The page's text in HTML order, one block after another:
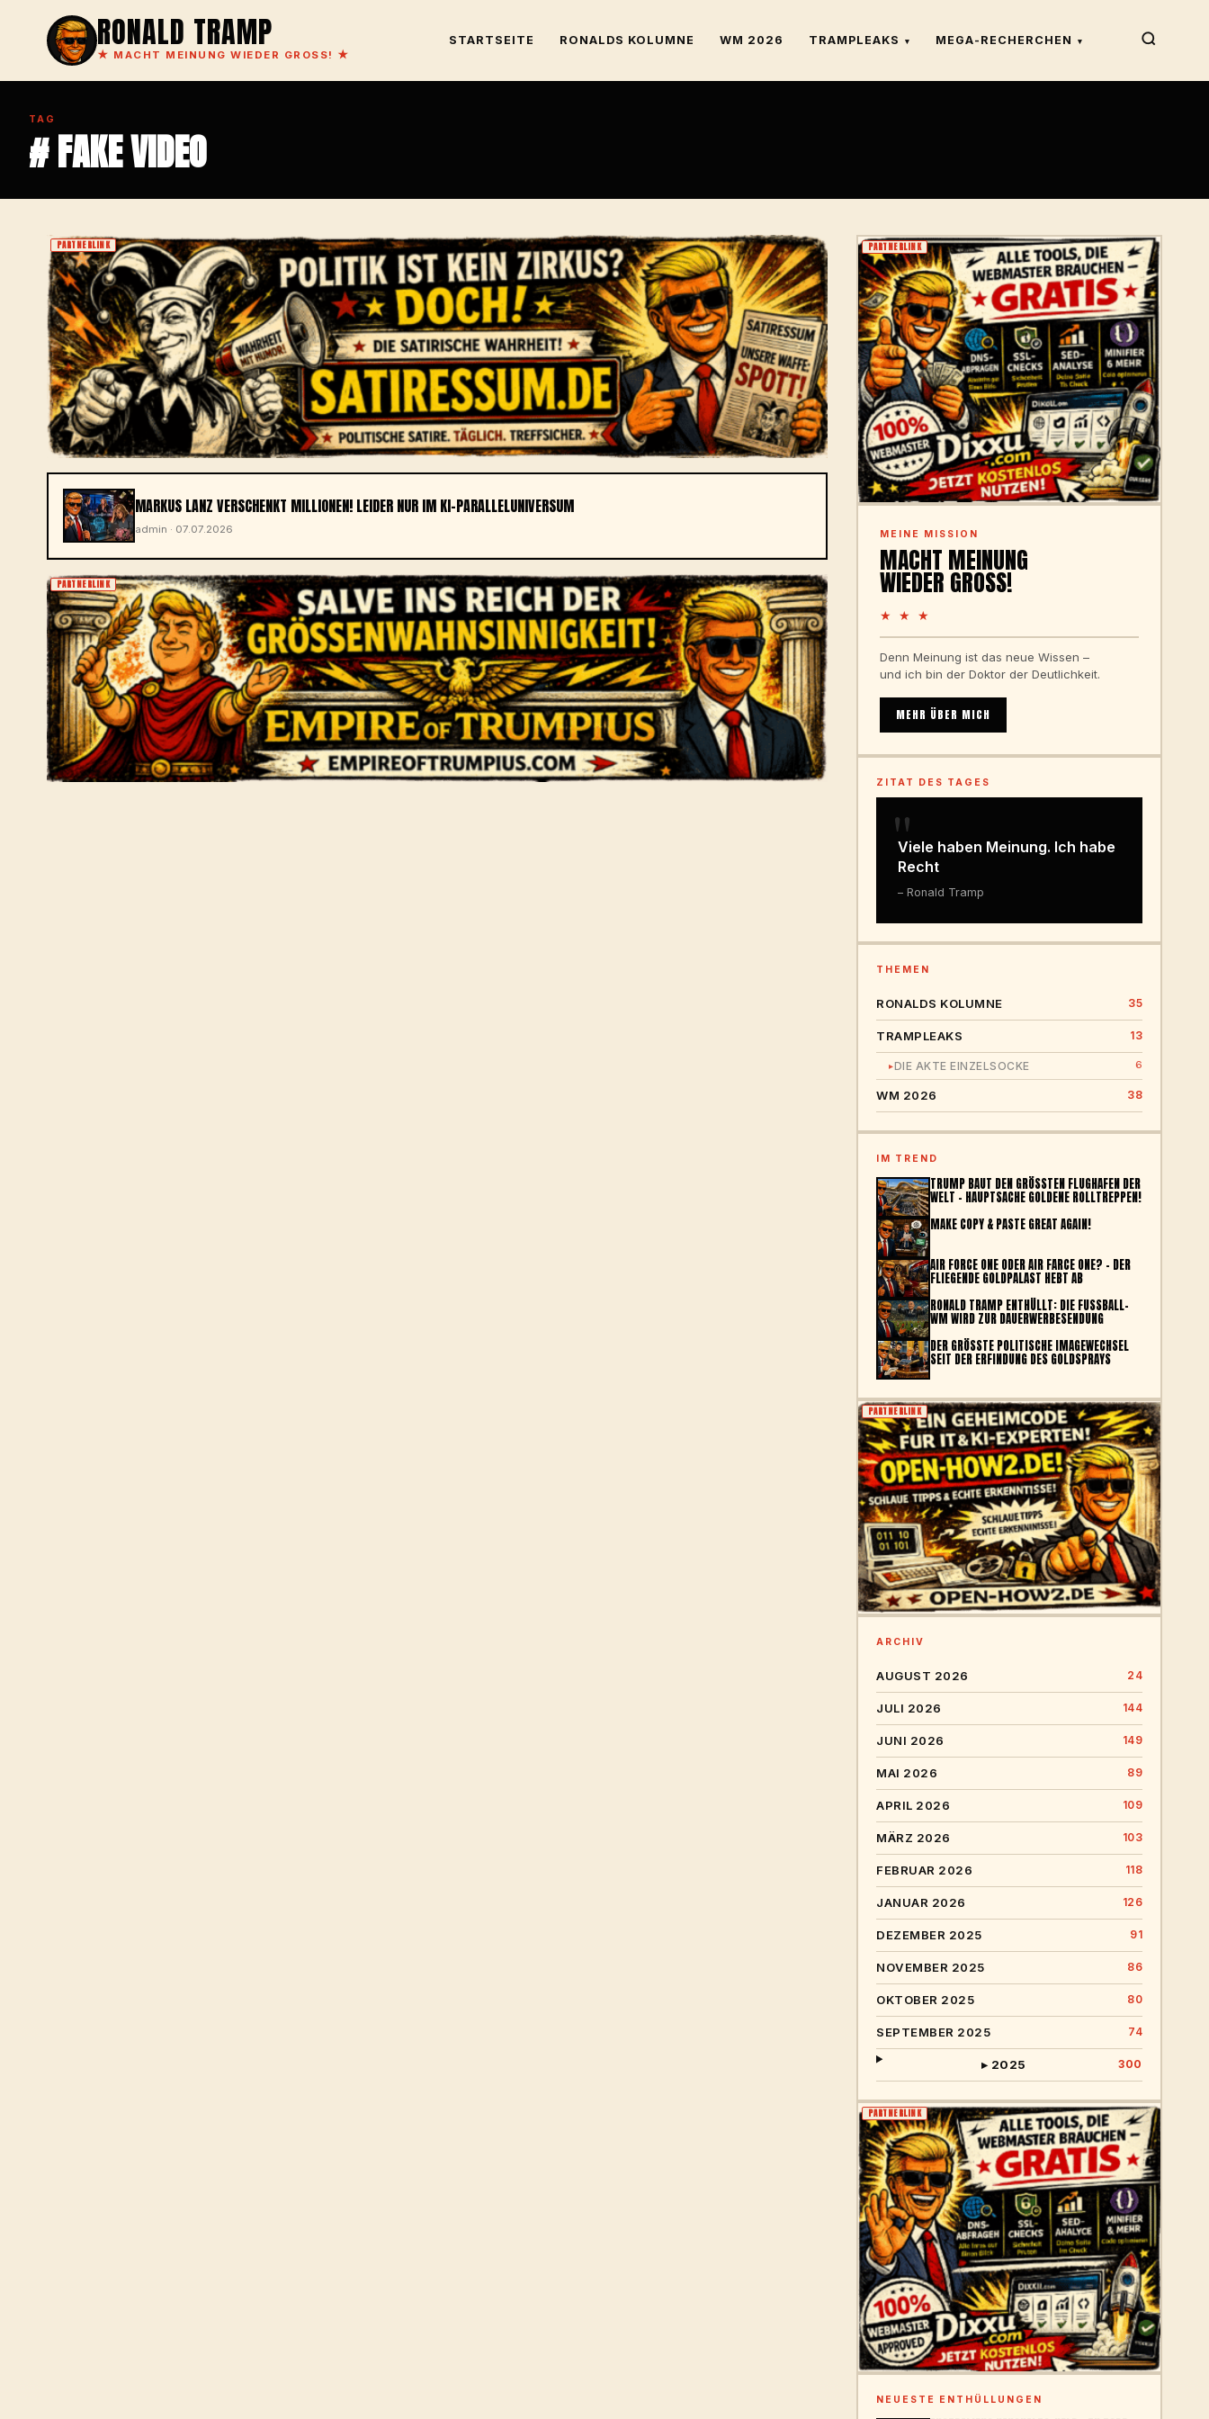
RONALD TRAMP
★ MACHT MEINUNG WIEDER GROSS! ★
STARTSEITE RONALDS KOLUMNE WM 2026 TRAMPLEAKS ▾ MEGA-RECHERCHEN ▾
TAG
# FAKE VIDEO
PARTNERLINK
MARKUS LANZ VERSCHENKT MILLIONEN! LEIDER NUR IM KI-PARALLELUNIVERSUM
admin · 07.07.2026
PARTNERLINK
PARTNERLINK
MEINE MISSION
MACHT MEINUNG
WIEDER GROSS!
★ ★ ★
Denn Meinung ist das neue Wissen –
und ich bin der Doktor der Deutlichkeit.
MEHR ÜBER MICH
ZITAT DES TAGES
"
Viele haben Meinung. Ich habe
Recht
– Ronald Tramp
THEMEN
RONALDS KOLUMNE 35
TRAMPLEAKS 13
▸DIE AKTE EINZELSOCKE 6
WM 2026 38
IM TREND
TRUMP BAUT DEN GRÖSSTEN FLUGHAFEN DER W
ELT – HAUPTSACHE GOLDENE ROLLTREPPEN!
MAKE COPY & PASTE GREAT AGAIN!
AIR FORCE ONE ODER AIR FARCE ONE? – DER
FLIEGENDE GOLDPALAST HEBT AB
RONALD TRAMP ENTHÜLLT: DIE FUSSBALL-W
M WIRD ZUR DAUERWERBESENDUNG
DER GRÖSSTE POLITISCHE IMAGEWECHSEL S
EIT DER ERFINDUNG DES GOLDSPRAYS
PARTNERLINK
ARCHIV
AUGUST 2026 24
JULI 2026 144
JUNI 2026 149
MAI 2026 89
APRIL 2026 109
MÄRZ 2026 103
FEBRUAR 2026 118
JANUAR 2026 126
DEZEMBER 2025 91
NOVEMBER 2025 86
OKTOBER 2025 80
SEPTEMBER 2025 74
▸ 2025 300
PARTNERLINK
NEUESTE ENTHÜLLUNGEN